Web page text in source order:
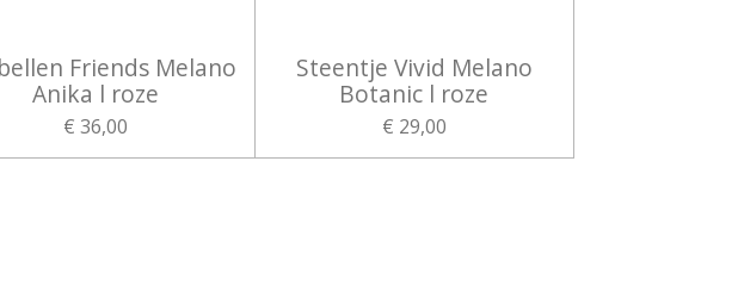
Friends Melano
Anika l roze
€ 36,00
Steentje Vivid Melano
Botanic l roze
€ 29,00